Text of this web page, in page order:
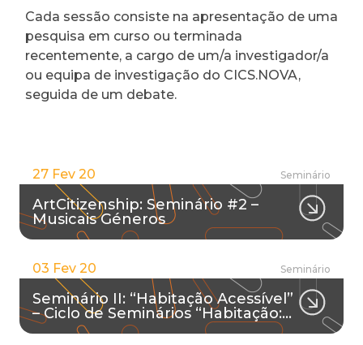
Cada sessão consiste na apresentação de uma
pesquisa em curso ou terminada
recentemente, a cargo de um/a investigador/a
ou equipa de investigação do CICS.NOVA,
seguida de um debate.
27 Fev 20 Seminário
ArtCitizenship: Seminário #2 –
Musicais Géneros
03 Fev 20 Seminário
Seminário II: “Habitação Acessível”
– Ciclo de Seminários “Habitação:…